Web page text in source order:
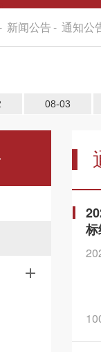
新闻公告- 通知公
08-03